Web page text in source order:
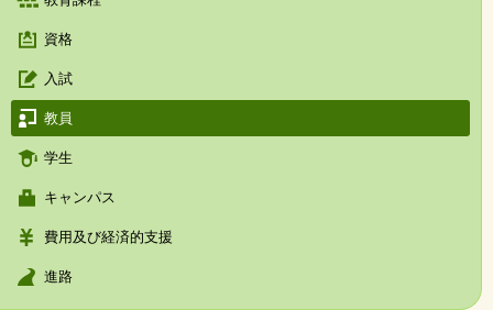
資格
入試
教員
学生
キャンパス
費用及び経済的支援
進路